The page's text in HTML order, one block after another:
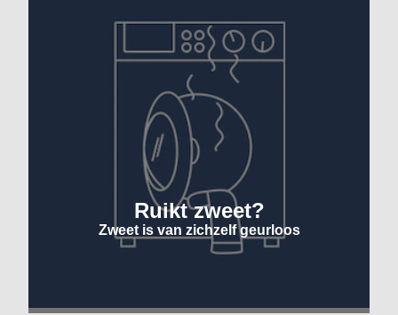
Ruikt zweet?
Zweet is van zichzelf geurloos